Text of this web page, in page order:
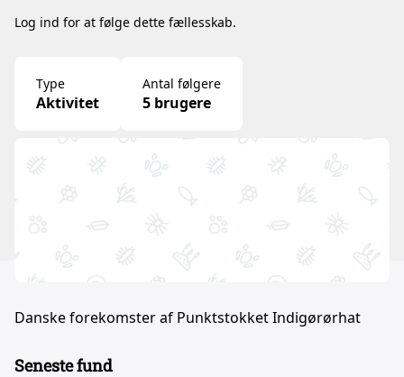
Log ind for at følge dette fællesskab.
Type
Aktivitet
Antal følgere
5 brugere
Danske forekomster af Punktstokket Indigørørhat
Seneste fund